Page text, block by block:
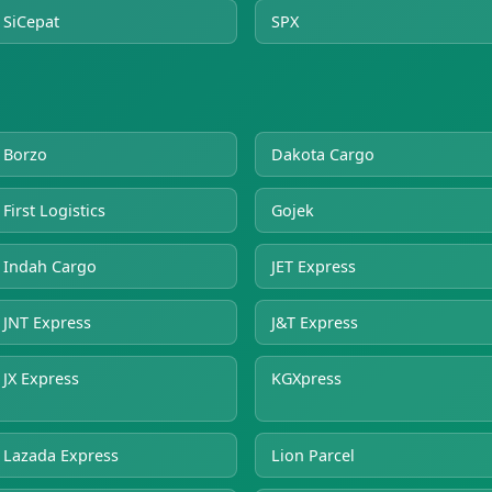
SiCepat SPX
Borzo Dakota Cargo
First Logistics Gojek
Indah Cargo JET Express
JNT Express J&T Express
JX Express KGXpress
Lazada Express Lion Parcel